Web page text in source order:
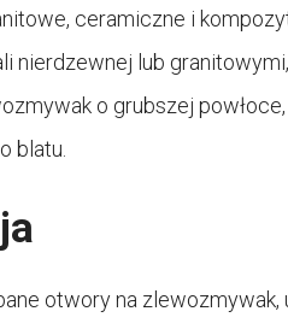
ceramiczne i
nierdzewnej lub
o grubszej
blatu.
otwory na